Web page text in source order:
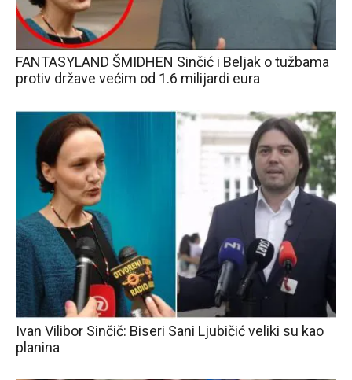
FANTASYLAND ŠMIDHEN Sinčić i Beljak o tužbama
protiv države većim od 1.6 milijardi eura
Ivan Vilibor Sinčič: Biseri Sani Ljubičić veliki su kao
planina